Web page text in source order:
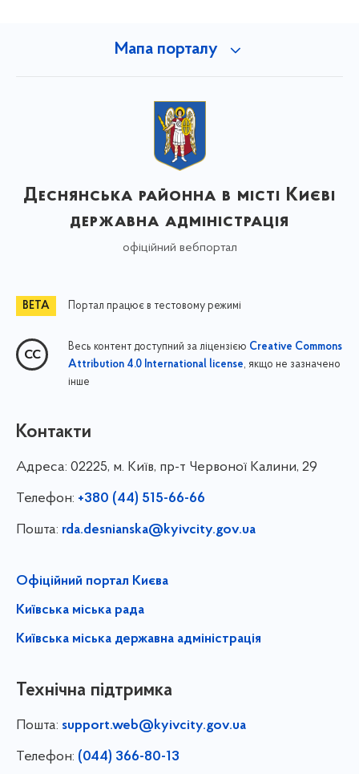
Мапа порталу
Деснянська районна в місті Києві
державна адміністрація
офіційний вебпортал
Портал працює в тестовому режимі
Весь контент доступний за ліцензією Creative Commons
Attribution 4.0 International license, якщо не зазначено
інше
Контакти
Адреса: 02225, м. Київ, пр-т Червоної Калини, 29
Телефон: +380 (44) 515-66-66
Пошта: rda.desnianska@kyivcity.gov.ua
Офіційний портал Києва
Київська міська рада
Київська міська державна адміністрація
Технічна підтримка
Пошта: support.web@kyivcity.gov.ua
Телефон: (044) 366-80-13